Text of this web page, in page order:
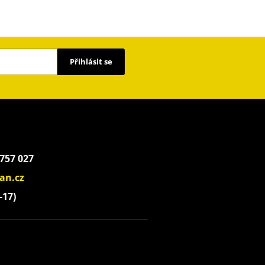
Přihlásit se
027
17)